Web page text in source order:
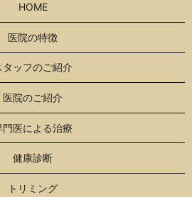
HOME
医院の特徴
タッフのご紹介
医院のご紹介
門医による治療
健康診断
トリミング